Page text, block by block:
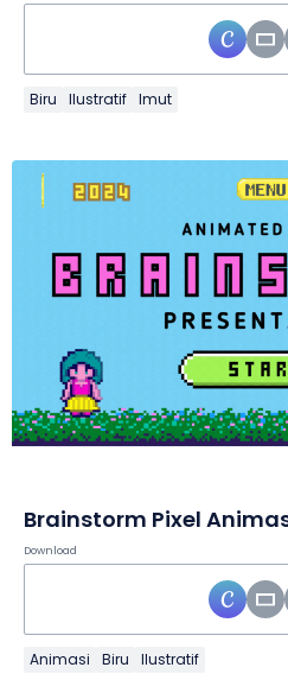
Biru Ilustratif Imut
Brainstorm Pixel
Download
Animasi Biru Ilustratif